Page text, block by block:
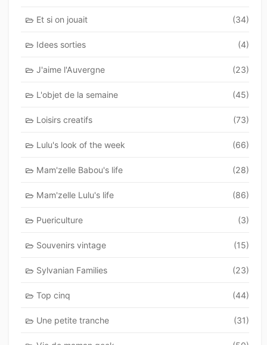
Et si on jouait (34)
Idees sorties (4)
J'aime l'Auvergne (23)
L'objet de la semaine (45)
Loisirs creatifs (73)
Lulu's look of the week (66)
Mam'zelle Babou's life (28)
Mam'zelle Lulu's life (86)
Puericulture (3)
Souvenirs vintage (15)
Sylvanian Families (23)
Top cinq (44)
Une petite tranche (31)